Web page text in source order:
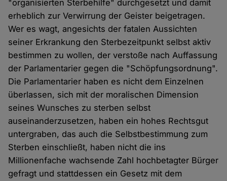
"organisierten Sterbehilfe" durchgesetzt und damit
erheblich zur Verwirrung der Geister beigetragen.
Wer es wagt, angesichts der fatalen Aussichten
seiner Erkrankung den Sterbezeitpunkt selbst aktiv
bestimmen zu wollen, der verstoße nach Auffassung
der Parlamentarier gegen die "Schöpfungsordnung".
Die Parlamentarier haben es nicht dem Einzelnen
überlassen, sich mit der moralischen Dimension
seines Wunsches zu sterben selbst
auseinanderzusetzen, haben ein hohes Rechtsgut
untergraben, das auch die Selbstbestimmung zum
Sterben einschließt, haben nicht die ins
Millionenfache wachsende Zahl hochbetagter Bürger
gefragt und stattdessen ein Gesetz mit dem